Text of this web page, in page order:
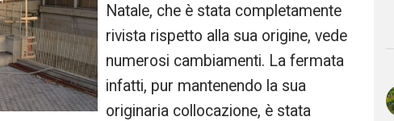
Natale, che è stata completamente
rivista rispetto alla sua origine, vede
numerosi cambiamenti. La fermata
infatti, pur mantenendo la sua
originaria collocazione, è stata